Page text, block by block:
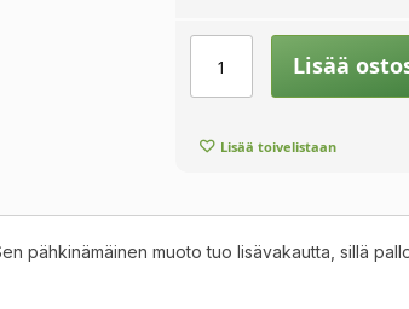
Lisää
Lisää toivelistaan
pähkinämäinen muoto tuo lisävakautta, sillä